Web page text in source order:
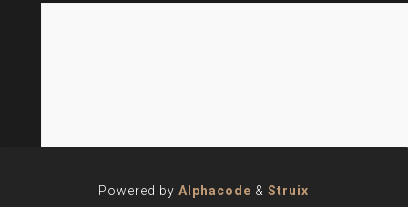
).setAttribute( "value", ( new Date() ).getTime() );
Powered by Alphacode & Struix